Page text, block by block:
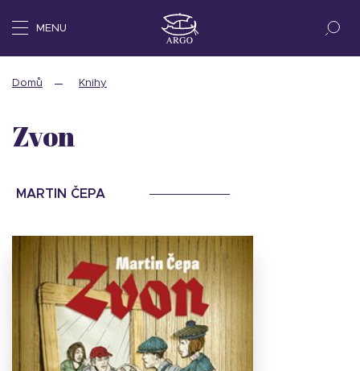
MENU
Domů Knihy
Zvon
MARTIN ČEPA